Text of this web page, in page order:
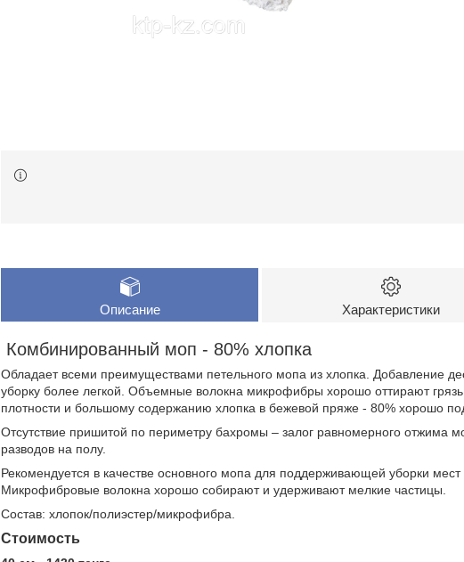
Описание Характеристики
Комбинированный моп - 80% хлопка
Обладает всеми преимуществами петельного мопа из хлопка. Добавление
уборку более легкой. Объемные волокна микрофибры хорошо оттирают
плотности и большому содержанию хлопка в бежевой пряже - 80% хорошо
Отсутствие пришитой по периметру бахромы – залог равномерного отжима
разводов на полу.
Рекомендуется в качестве основного мопа для поддерживающей уборки
Микрофибровые волокна хорошо собирают и удерживают мелкие частицы.
Состав: хлопок/полиэстер/микрофибра.
Стоимость